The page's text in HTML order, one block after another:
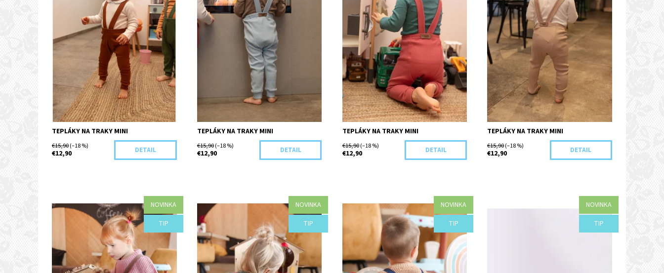
TEPLÁKY NA TRAKY MINI
€15,90(–18 %)
€12,90 DETAIL
TEPLÁKY NA TRAKY MINI
€15,90(–18 %)
€12,90 DETAIL
TEPLÁKY NA TRAKY MINI
€15,90(–18 %)
€12,90 DETAIL
TEPLÁKY NA TRAKY MINI
€15,90(–18 %)
€12,90 DETAIL
NOVINKA
TIP
Objednané
I19-44368/HNE
NOVINKA
TIP
Dostupnosť:
Objednané
Kód:
I18-44365/RUZ
NOVINKA
TIP
Objednané
Kód:
I17-44362/TMA
NOVINKA
TIP